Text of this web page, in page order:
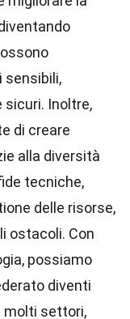
sensibili,
sicuri. Inoltre,
di creare
alla diversità
tecniche,
delle risorse,
ostacoli. Con
possiamo
diventi
molti settori,